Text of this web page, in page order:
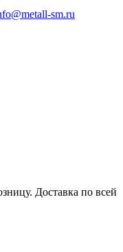
sm.ru
Доставка по всей